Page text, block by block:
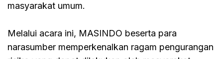
masyarakat umum.
Melalui acara ini, MASINDO beserta para
narasumber memperkenalkan ragam pengurangan